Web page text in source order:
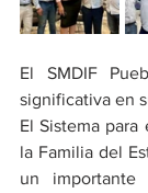
El SMDIF
significativa en
El Sistema
la Familia del
un